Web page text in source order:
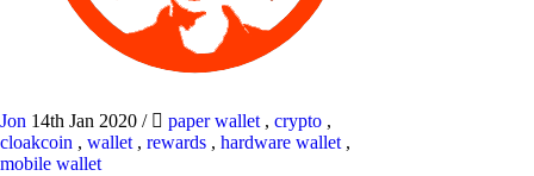
Jon 14th Jan 2020 / paper wallet , crypto ,
cloakcoin , wallet , rewards , hardware wallet ,
mobile wallet